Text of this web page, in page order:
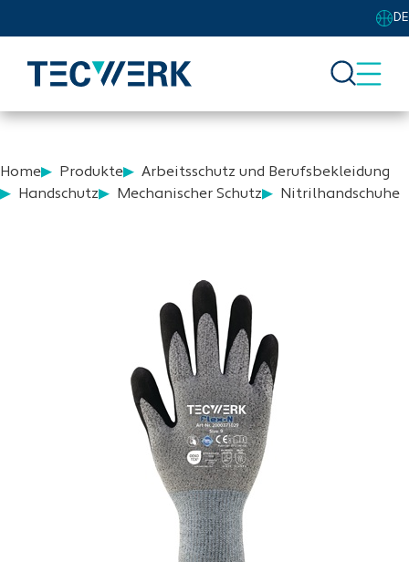
DE
Home Produkte
Arbeitsschutz und Berufsbekleidung
Handschutz
Mechanischer Schutz Nitrilhandschuhe